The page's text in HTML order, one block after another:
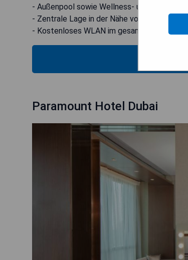
- Außenpool sowie Wellness- und SPA-
- Zentrale Lage in der Nähe von
- Kostenloses WLAN im gesamten Hotel
Paramount Hotel Dubai